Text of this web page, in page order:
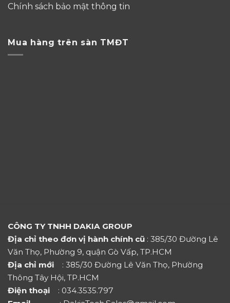
Chính sách bảo mật thông tin
Mua hàng trên sàn TMĐT
CÔNG TY TNHH DAKIA GROUP
Địa chỉ theo đơn vị hành chính cũ : 385/30 Đường Lê
Văn Thọ, Phường 9, quận Gò Vấp, TP.HCM
Địa chỉ mới
: 385/30 Đường Lê Văn Thọ, Phường
Thông Tây Hội, TP.HCM
Điện thoại : 034.3535.797